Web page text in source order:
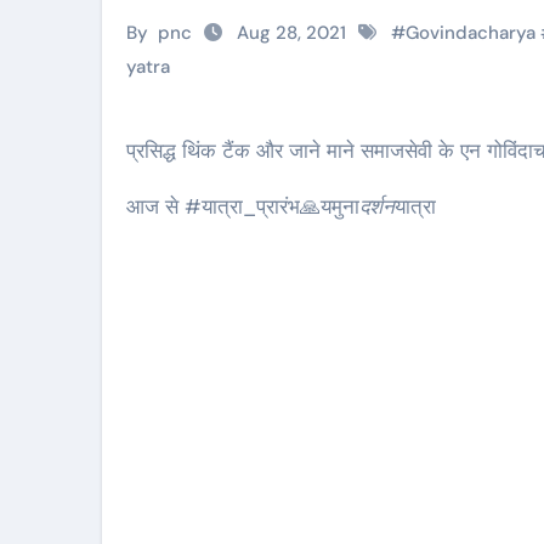
By pnc Aug 28, 2021 #Govindacharya
yatra
प्रसिद्ध थिंक टैंक और जाने माने समाजसेवी के एन
आज से #यात्रा_प्रारंभ🙏यमुनादर्शनयात्रा